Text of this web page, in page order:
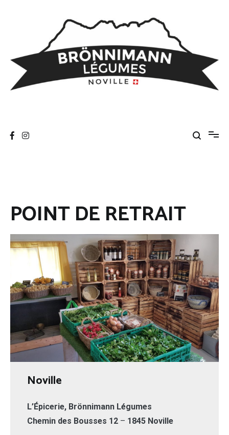
POINT DE RETRAIT
Noville
L’Épicerie, Brönnimann Légumes
Chemin des Bousses 12– 1845 Noville